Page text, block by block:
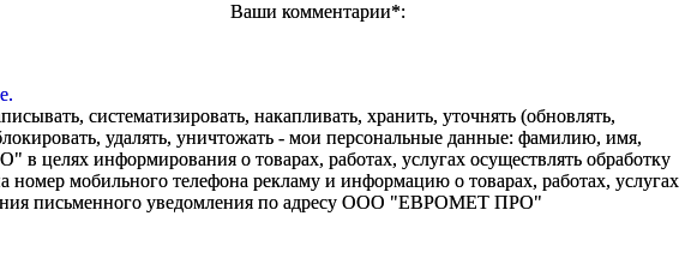
Ваши комментарии*:
систематизировать, накапливать, хранить, уточнять (обновлять,
удалять, уничтожать - мои персональные данные: фамилию, имя,
информирования о товарах, работах, услугах осуществлять обработку
мобильного телефона рекламу и информацию о товарах, работах, услугах
письменного уведомления по адресу ООО "ЕВРОМЕТ ПРО"